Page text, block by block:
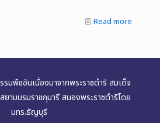
Read more
มพืชอันเนื่องมาจากพระราชดำริ สมเด็จ
ามบรมราชกุมารี สนองพระราชดำริโดย
มทร.ธัญบุรี